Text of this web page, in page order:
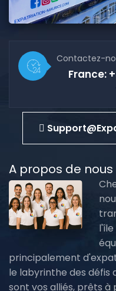
Contactez-
France:
A propos de nous
principalement
le labyrinthe des défis
sont vos alliés, prêts